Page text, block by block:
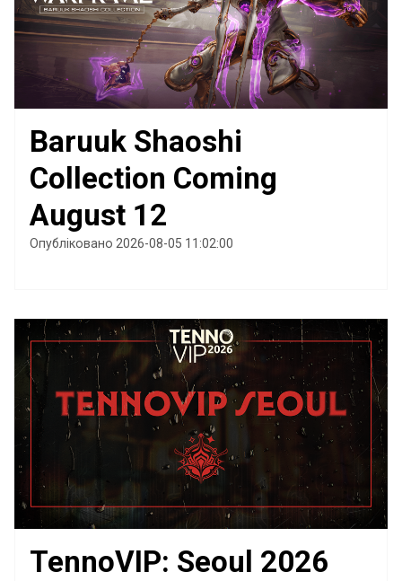
Baruuk Shaoshi
Collection Coming
August 12
Опубліковано 2026-08-05 11:02:00
TennoVIP: Seoul 2026